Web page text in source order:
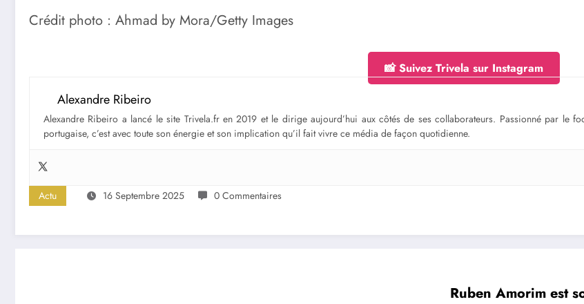
Crédit photo : Ahmad by Mora/Getty Images
📸 Suivez Trivela sur Instagram
Alexandre Ribeiro
Alexandre Ribeiro a lancé le site Trivela.fr en 2019 et le dirige aujourd’hui aux côtés de ses collaborateurs. Passionné par le
portugaise, c’est avec toute son énergie et son implication qu’il fait vivre ce média de façon quotidienne.
Actu 16 Septembre 2025 0 Commentaires
Ruben Amorim est